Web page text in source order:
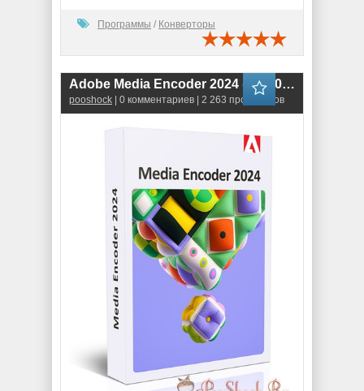
Программы / Конверторы
Adobe Media Encoder 2024 (24.5.0.050)
pooshock | 0 комментариев | 2 263 просмотров